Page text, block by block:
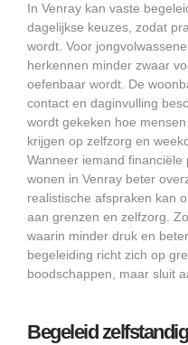
In Venray kan vaste
dagelijkse keuzes, zodat
wordt. Voor
herkennen minder zwaar
oefenbaar wordt. De
contact en daginvulling
wordt gekeken hoe
krijgen op zelfzorg en
Wanneer iemand
wonen in Venray beter
realistische afspraken kan
aan grenzen en zelfzorg.
waarin minder druk en
begeleiding richt zich op
boodschappen, maar sluit
Begeleid